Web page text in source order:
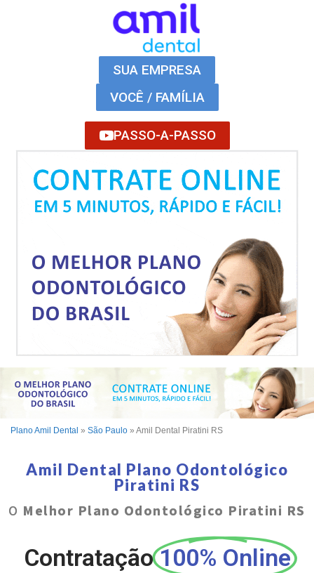
SUA EMPRESA
VOCÊ / FAMÍLIA
PASSO-A-PASSO
Plano Amil Dental » São Paulo » Amil Dental Piratini RS
Amil Dental Plano Odontológico
Piratini RS
O Melhor Plano Odontológico Piratini RS
Contratação 100% Online